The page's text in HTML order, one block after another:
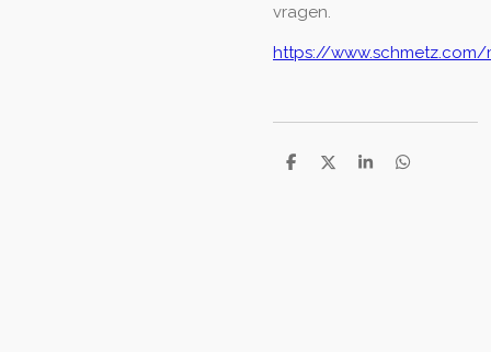
vragen.
https://
D
D
S
D